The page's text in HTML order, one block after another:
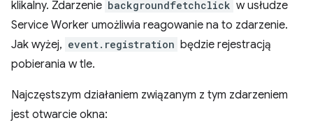
klikalny. Zdarzenie backgroundfetchclick w usłudze
Service Worker umożliwia reagowanie na to zdarzenie.
Jak wyżej, event.registration będzie rejestracją
pobierania w tle.
Najczęstszym działaniem związanym z tym zdarzeniem
jest otwarcie okna: